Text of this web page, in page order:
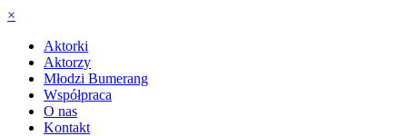
×
Aktorki
Aktorzy
Młodzi Bumerang
Współpraca
O nas
Kontakt